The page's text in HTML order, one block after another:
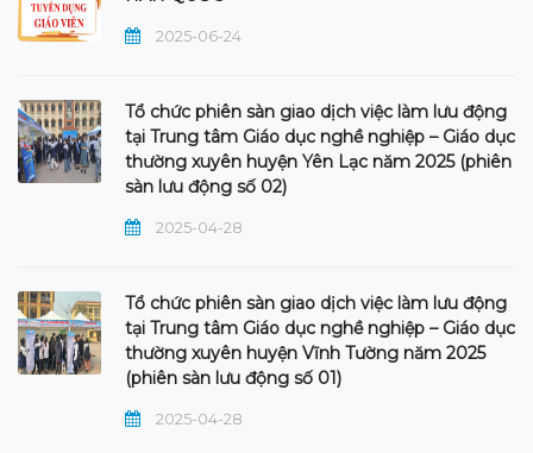
2025-06-24
Tổ chức phiên sàn giao dịch việc làm lưu động
tại Trung tâm Giáo dục nghề nghiệp – Giáo dục
thường xuyên huyện Yên Lạc năm 2025 (phiên
sàn lưu động số 02)
2025-04-28
Tổ chức phiên sàn giao dịch việc làm lưu động
tại Trung tâm Giáo dục nghề nghiệp – Giáo dục
thường xuyên huyện Vĩnh Tường năm 2025
(phiên sàn lưu động số 01)
2025-04-28